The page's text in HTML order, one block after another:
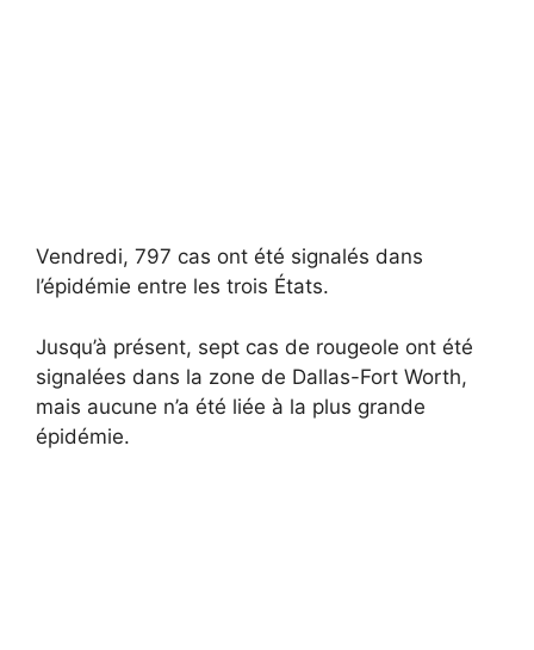
Vendredi, 797 cas ont été signalés dans
l’épidémie entre les trois États.
Jusqu’à présent, sept cas de rougeole ont été
signalées dans la zone de Dallas-Fort Worth,
mais aucune n’a été liée à la plus grande
épidémie.